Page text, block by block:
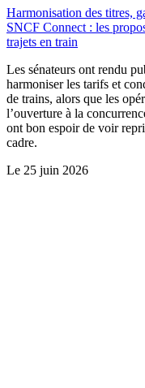
Harmonisation des titres,
SNCF Connect : les
trajets en train
Les sénateurs ont rendu
harmoniser les tarifs et
de trains, alors que les
l’ouverture à la
ont bon espoir de voir
cadre.
Le 25 juin 2026